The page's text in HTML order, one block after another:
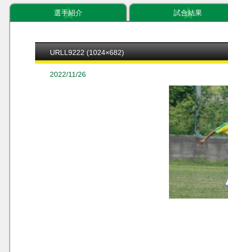
選手紹介 試合結果
URLL9222 (1024×682)
2022/11/26